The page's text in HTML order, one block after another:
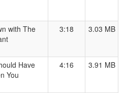
with The
3:18 3.03 MB
Have
You
4:16 3.91 MB